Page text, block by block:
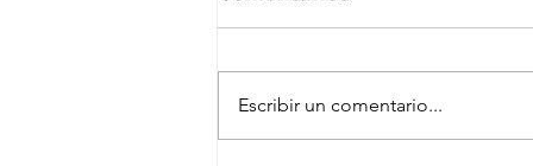
Escribir un comentario...